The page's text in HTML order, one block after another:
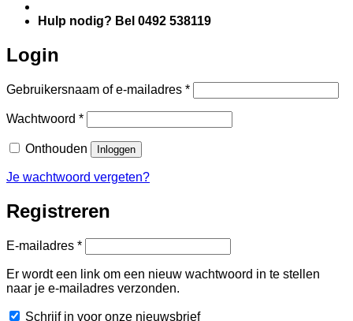
Hulp nodig? Bel 0492 538119
Login
Gebruikersnaam of e-mailadres *Vereist
Wachtwoord *Vereist
Onthouden Inloggen
Je wachtwoord vergeten?
Registreren
E-mailadres *Vereist
Er wordt een link om een nieuw wachtwoord in te stellen
naar je e-mailadres verzonden.
Schrijf in voor onze nieuwsbrief